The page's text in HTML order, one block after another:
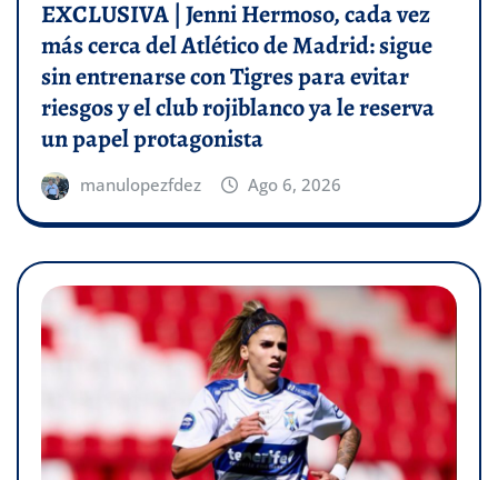
EXCLUSIVA | Jenni Hermoso, cada vez
más cerca del Atlético de Madrid: sigue
sin entrenarse con Tigres para evitar
riesgos y el club rojiblanco ya le reserva
un papel protagonista
manulopezfdez Ago 6, 2026